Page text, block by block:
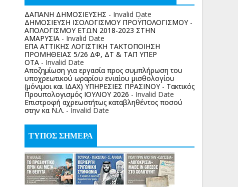
ΔΑΠΑΝΗ ΔΗΜΟΣΙΕΥΣΗΣ - Invalid Date
ΔΗΜΟΣΙΕΥΣΗ ΙΣΟΛΟΓΙΣΜΟΥ ΠΡΟΫΠΟΛΟΓΙΣΜΟΥ -
ΑΠΟΛΟΓΙΣΜΟΥ ΕΤΩΝ 2018-2023 ΣΤΗΝ
ΑΜΑΡΥΣΙΑ - Invalid Date
ΕΠΑ ΑΤΤΙΚΗΣ ΛΟΓΙΣΤΙΚΗ ΤΑΚΤΟΠΟΙΗΣΗ
ΠΡΟΜΗΘΕΙΑΣ 5/26 ΔΦ, ΔΤ & ΤΑΠ ΥΠΕΡ
ΟΤΑ - Invalid Date
Αποζημίωση για εργασία προς συμπλήρωση του
υποχρεωτικού ωραρίου ενιαίου μισθολογίου
(μόνιμοι και ΙΔΑΧ) ΥΠΗΡΕΣΙΕΣ ΠΡΑΣΙΝΟΥ - Τακτικός
Προυπολογισμός ΙΟΥΛΙΟΥ 2026 - Invalid Date
Επιστροφή αχρεωστήτως καταβληθέντος ποσoύ
στην κα Ν.Λ. - Invalid Date
ΤΥΠΟΣ ΣΗΜΕΡΑ